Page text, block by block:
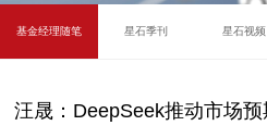
基金经理随笔 星石季刊 星石视频
汪晟：DeepSeek推动市场